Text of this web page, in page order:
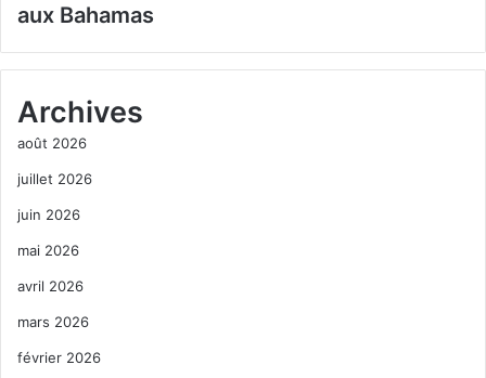
aux Bahamas
Archives
août 2026
juillet 2026
juin 2026
mai 2026
avril 2026
mars 2026
février 2026